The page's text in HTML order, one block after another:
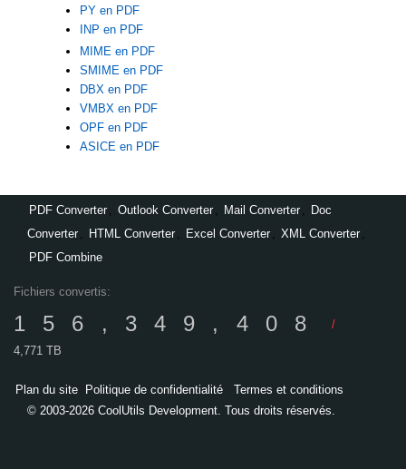
PY en PDF
INP en PDF
MIME en PDF
SMIME en PDF
DBX en PDF
VMBX en PDF
OPF en PDF
ASICE en PDF
PDF Converter Outlook Converter Mail Converter
Doc
Converter
HTML Converter Excel Converter XML Converter
PDF Combine
Fichiers convertis:
156,349,408
/
4,771 TB
Plan du site Politique de confidentialité
Termes et conditions
© 2003-2026 CoolUtils Development. Tous droits réservés.